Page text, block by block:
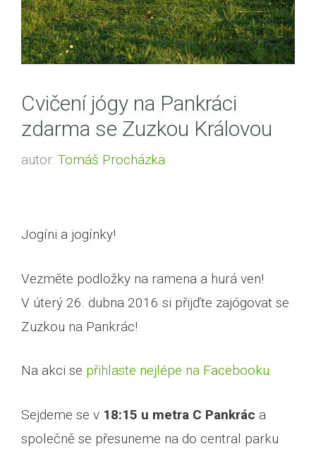
Cvičení jógy na Pankráci
zdarma se Zuzkou Královou
autor: Tomáš Procházka
Jogíni a jogínky!
Vezměte podložky na ramena a hurá ven!
V úterý 26. dubna 2016 si přijďte zajógovat se
Zuzkou na Pankrác!
Na akci se přihlaste nejlépe na Facebooku.
Sejdeme se v 18:15 u metra C Pankrác a
společně se přesuneme na do central parku